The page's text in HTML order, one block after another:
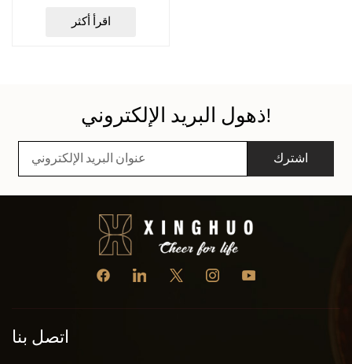
اقرأ أكثر
ذهول البريد الإلكتروني!
اشترك
اتصل بنا